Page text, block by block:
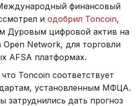
финансовый
и одобрил Toncoin,
Дуровым цифровой актив на
Open Network, для торговли
AFSA платформах.
Toncoin соответствует
установленным МФЦА.
дать прогноз